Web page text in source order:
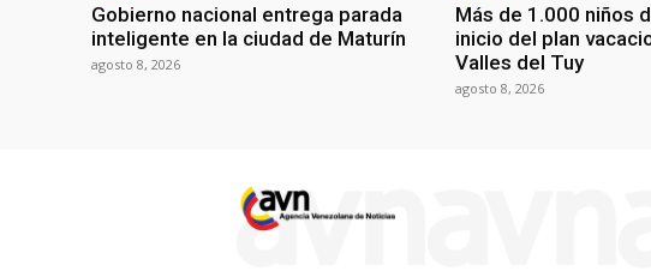
Gobierno nacional entrega parada
inteligente en la ciudad de Maturín
agosto 8, 2026
Más de 1.000 niños
inicio del plan
Valles del Tuy
agosto 8, 2026